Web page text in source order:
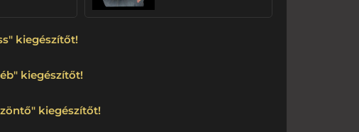
kiegészítőt!
kiegészítőt!
kiegészítőt!